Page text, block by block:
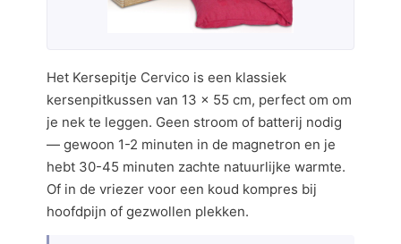
Het Kersepitje Cervico is een klassiek
kersenpitkussen van 13 x 55 cm, perfect om om
je nek te leggen. Geen stroom of batterij nodig
— gewoon 1-2 minuten in de magnetron en je
hebt 30-45 minuten zachte natuurlijke warmte.
Of in de vriezer voor een koud kompres bij
hoofdpijn of gezwollen plekken.